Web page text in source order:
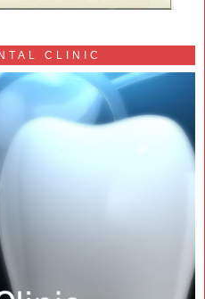
CLINIC